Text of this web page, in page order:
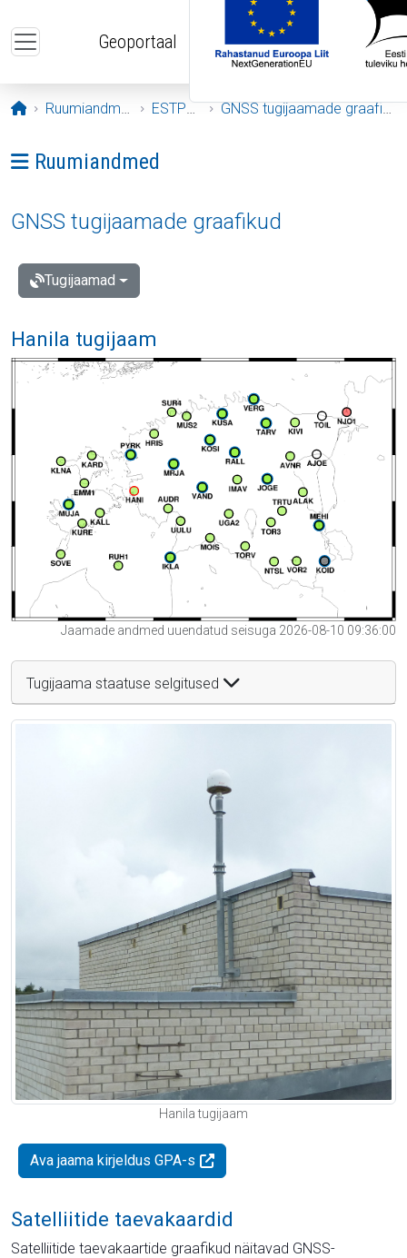
Geoportaal
Avaleht
Ruumiandmed ESTPOS GNSS tugijaamade graafikud
Ava menüü: Ruumiandmed
Ruumiandmed
GNSS tugijaamade graafikud
Tugijaamad
Hanila tugijaam
Jaamade andmed uuendatud seisuga 2026-08-10 09:36:00
Tugijaama staatuse selgitused
Hanila tugijaam
Ava jaama kirjeldus GPA-s
Satelliitide taevakaardid
Satelliitide taevakaartide graafikud näitavad GNSS-